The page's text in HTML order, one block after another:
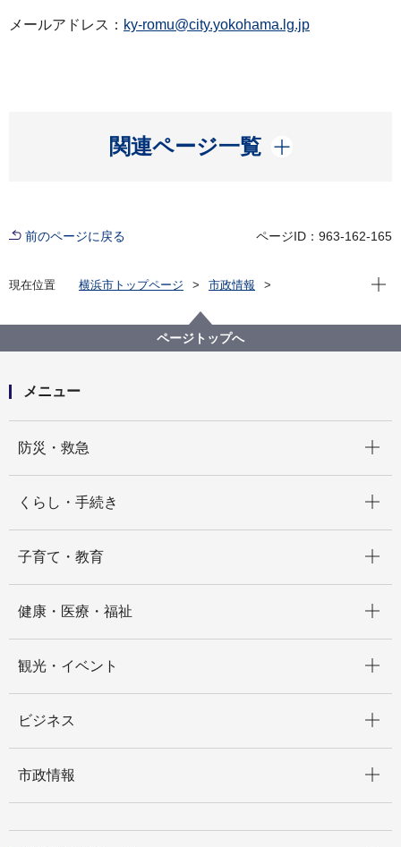
メールアドレス： ky-romu@city.yokohama.lg.jp
関連ページ一覧
開く
前のページに戻る ページID：963-162-165
現在位置 横浜市トップページ
市政情報
記者発表 2022年度
横浜市立学校教職員の新型コロナウイルス感染につい
て
現在
ページトップへ
メニュー
防災・救急
くらし・手続き
子育て・教育
健康・医療・福祉
観光・イベント
ビジネス
市政情報